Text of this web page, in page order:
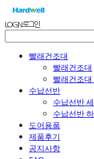
LOG IN로그인
빨래건조대
빨래건조대
빨래건조
수납선반
수납선반
수납선반
도어용품
제품후기
공지사항